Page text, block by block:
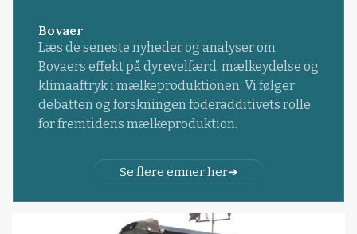
Bovaer
Læs de seneste nyheder og analyser om
Bovaers effekt på dyrevelfærd, mælkeydelse og
klimaaftryk i mælkeproduktionen. Vi følger
debatten og forskningen foderadditivets rolle
for fremtidens mælkeproduktion.
Se flere emner her